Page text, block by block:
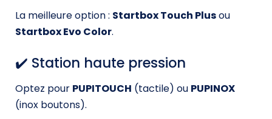
La meilleure option : Startbox Touch Plusou
Startbox Evo Color.
✔️ Station haute pression
Optez pour PUPITOUCH (tactile) ou PUPINOX
(inox boutons).